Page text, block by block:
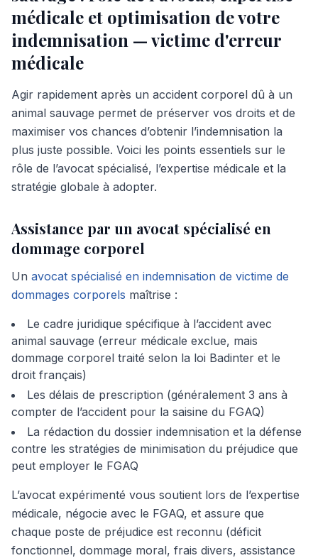
médicale et optimisation de votre
indemnisation — victime d'erreur
médicale
Agir rapidement après un accident corporel dû à un
animal sauvage permet de préserver vos droits et de
maximiser vos chances d’obtenir l’indemnisation la
plus juste possible. Voici les points essentiels sur le
rôle de l’avocat spécialisé, l’expertise médicale et la
stratégie globale à adopter.
Assistance par un avocat spécialisé en
dommage corporel
Un avocat spécialisé en indemnisation de victime de
dommages corporels maîtrise :
Le cadre juridique spécifique à l’accident avec
animal sauvage (erreur médicale exclue, mais
dommage corporel traité selon la loi Badinter et le
droit français)
Les délais de prescription (généralement 3 ans à
compter de l’accident pour la saisine du FGAQ)
La rédaction du dossier indemnisation et la défense
contre les stratégies de minimisation du préjudice que
peut employer le FGAQ
L’avocat expérimenté vous soutient lors de l’expertise
médicale, négocie avec le FGAQ, et assure que
chaque poste de préjudice est reconnu (déficit
fonctionnel, dommage moral, frais divers, assistance